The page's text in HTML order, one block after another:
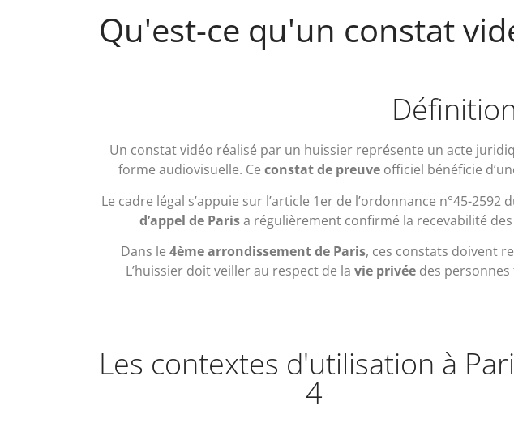
Qu'est-ce qu'un constat
Un constat vidéo réalisé par un huissier représente un acte
forme audiovisuelle. Ce constat de preuve officiel bénéficie
Le cadre légal s’appuie sur l’article 1er de l’ordonnance n°45-
d’appel de Parisa régulièrement confirmé la recevabilité
Dans le 4ème arrondissement de Paris, ces constats doivent
L’huissier doit veiller au respect de la vie privéedes personnes
Les contextes d'utilisation à
4